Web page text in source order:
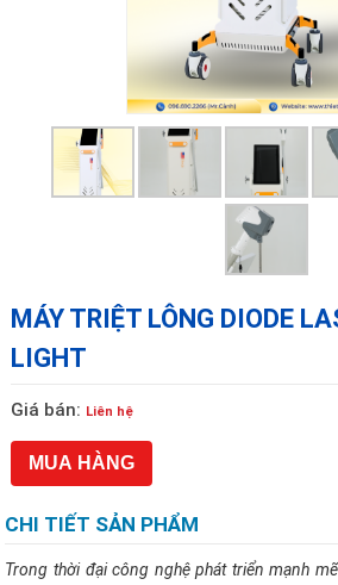
MÁY TRIỆT LÔNG DIODE
LIGHT
Giá bán: Liên hệ
MUA HÀNG
CHI TIẾT SẢN PHẨM
Trong thời đại công nghệ phát triển mạnh